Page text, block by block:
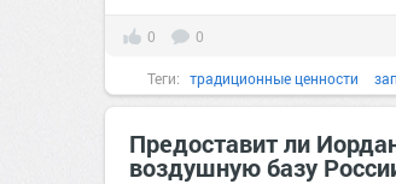
0 0
Теги: традиционные ценности
Предоставит ли
воздушную базу